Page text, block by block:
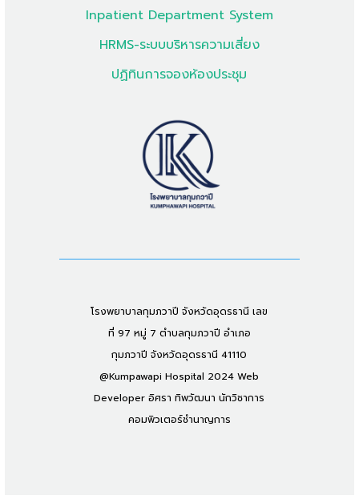
Inpatient Department System
HRMS-ระบบบริหารความเสี่ยง
ปฏิทินการจองห้องประชุม
โรงพยาบาลกุมภวาปี จังหวัดอุดรธานี เลข
ที่ 97 หมู่ 7 ตำบลกุมภวาปี อำเภอ
กุมภวาปี จังหวัดอุดรธานี 41110
@Kumpawapi Hospital 2024 Web
Developer อิศรา ทิพวัฒนา นักวิชาการ
คอมพิวเตอร์ชำนาญการ